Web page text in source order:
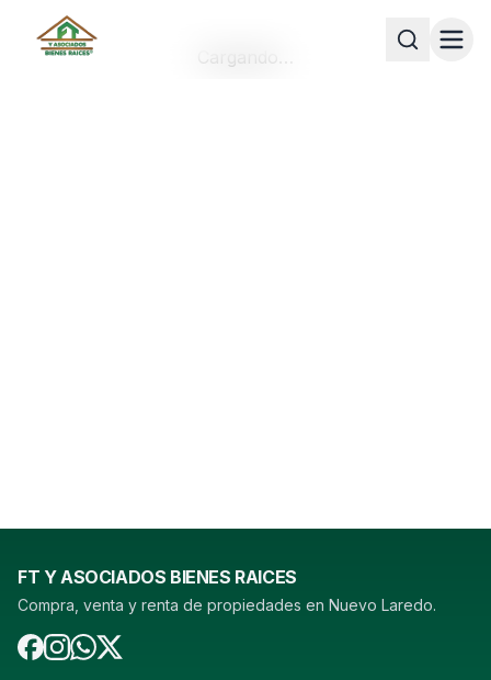
FT Y ASOCIADOS BIENES RAICES
Compra, venta y renta de propiedades en Nuevo Laredo.